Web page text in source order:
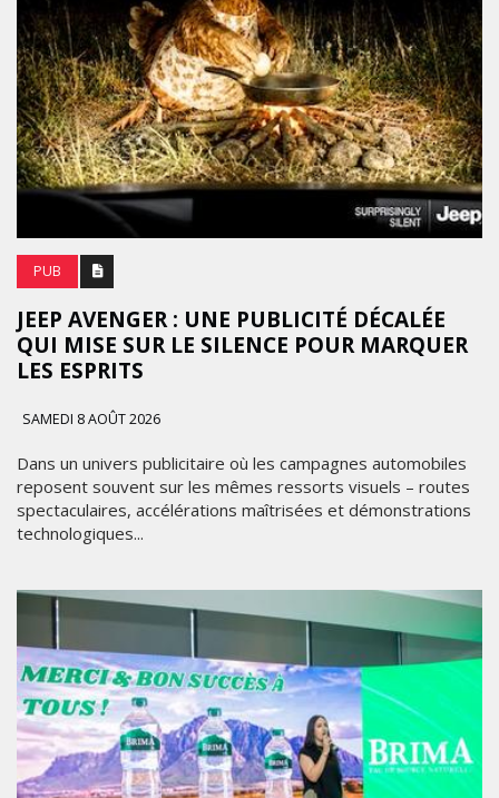
PUB
JEEP AVENGER : UNE PUBLICITÉ DÉCALÉE
QUI MISE SUR LE SILENCE POUR MARQUER
LES ESPRITS
SAMEDI 8 AOÛT 2026
Dans un univers publicitaire où les campagnes automobiles
reposent souvent sur les mêmes ressorts visuels – routes
spectaculaires, accélérations maîtrisées et démonstrations
technologiques...